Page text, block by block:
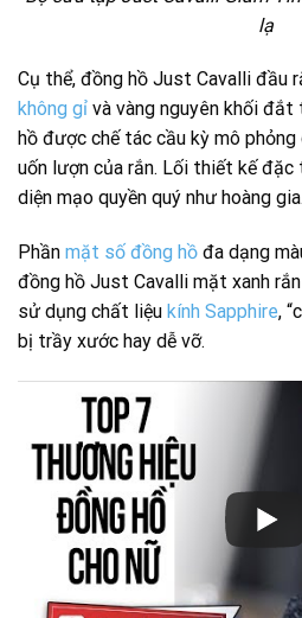
lạ
Cụ thể, đồng hồ Just Cavalli đầu
không gỉ và vàng nguyên khối
hồ được chế tác cầu kỳ mô
uốn lượn của rắn. Lối thiết kế
diện mạo quyền quý như hoàng gia.
Phần mặt số đồng hồ đa dạng
đồng hồ Just Cavalli mặt xanh
sử dụng chất liệu kính Sapphire,
bị trầy xước hay dễ vỡ.